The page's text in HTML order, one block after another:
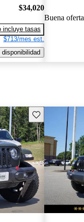
$34,020
incluye tasas
$713/mes est.
disponibilidad
Buena oferta
Guarda este Aviso